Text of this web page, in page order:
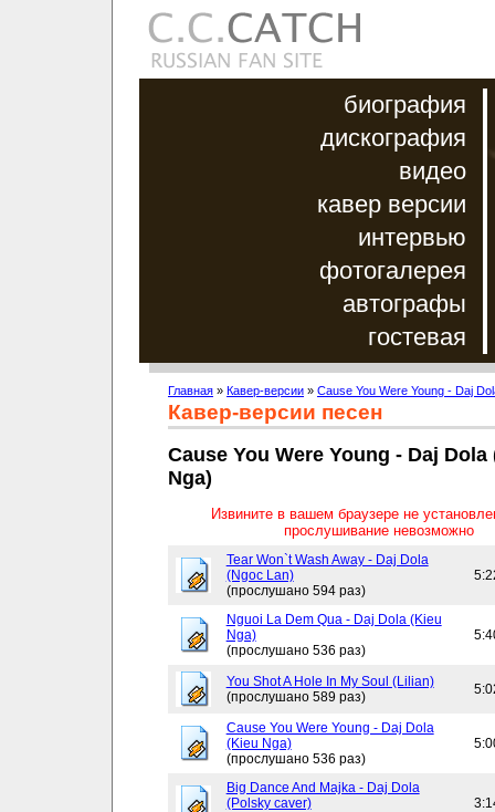
биография
дискография
видео
кавер версии
интервью
фотогалерея
автографы
гостевая
Главная » Кавер-версии » Cause You Were Young - Daj
Кавер-версии песен
Cause You Were Young - Daj Dola
Nga)
Извините в вашем браузере не
прослушивание невозможно
Tear Won`t Wash Away - Daj Dola
(Ngoc Lan)
(прослушано 594 раз)
Nguoi La Dem Qua - Daj Dola (Kieu
Nga)
(прослушано 536 раз)
You Shot A Hole In My Soul (Lilian)
(прослушано 589 раз)
Cause You Were Young - Daj Dola
(Kieu Nga)
(прослушано 536 раз)
Big Dance And Majka - Daj Dola
(Polsky caver)